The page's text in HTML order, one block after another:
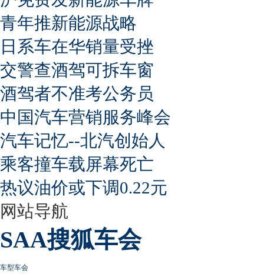
青年推新能源战略
日系车在华销量受挫
交警查酒驾可拆车窗
酒驾者不准考公务员
中国汽车营销服务峰会
汽车记忆--北汽创始人
乘客撞车载屏幕死亡
热议油价或下调0.22元
网站导航
SAA搜狐车会
车型车会